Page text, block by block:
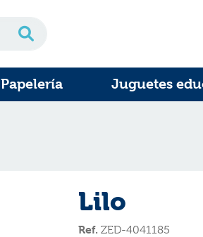
Papelería Juguetes
Lilo
Ref. ZED-4041185